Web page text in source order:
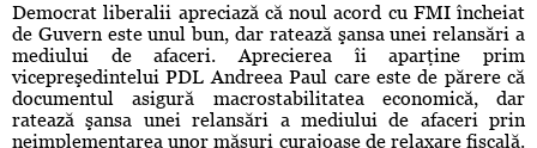
Democrat liberalii apreciază că noul acord cu FMI încheiat
de Guvern este unul bun, dar ratează şansa unei relansări a
mediului de afaceri. Aprecierea îi aparţine prim
vicepreşedintelui PDL Andreea Paul care este de părere că
documentul asigură macrostabilitatea economică, dar
ratează şansa unei relansări a mediului de afaceri prin
neimplementarea unor măsuri curajoase de relaxare fiscală.